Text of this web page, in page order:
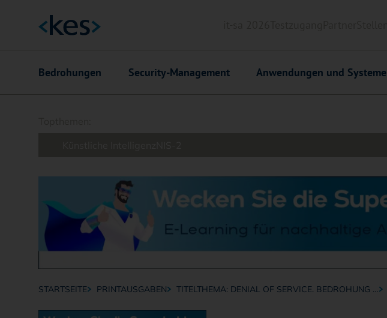
Hauptnavigation
Bedrohungen Security-Management Anwendungen und Systeme
Breadcrumb-Navigation
STARTSEITE PRINTAUSGABEN TITELTHEMA: DENIAL OF SERVICE. BEDROHUNG …